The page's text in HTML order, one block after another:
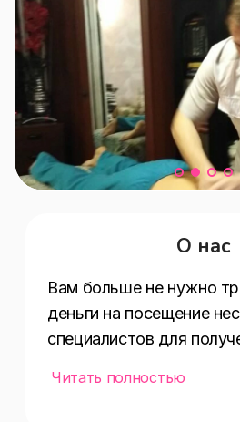
О нас
Вам больше не нужно
деньги на посещение
специалистов для
"Арктика" работают
Читать полностью